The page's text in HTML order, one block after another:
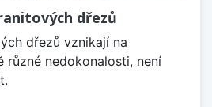
dřezů
dřezů vznikají na
různé nedokonalosti, není